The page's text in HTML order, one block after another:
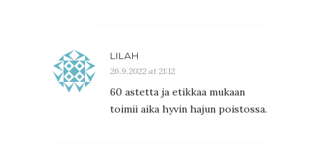
LILAH
26.9.2022 at 21:12
60 astetta ja etikkaa mukaan
toimii aika hyvin hajun poistossa.